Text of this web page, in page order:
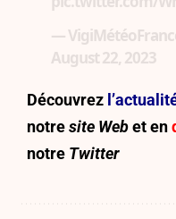
—
August 22, 2023
Découvrez
notresite Webet en
notre Twitter